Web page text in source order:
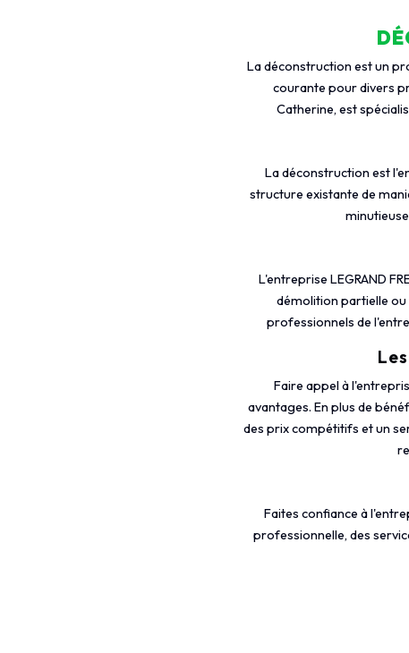
La déconstruction est un
courante pour divers
Catherine, est
La déconstruction est
structure existante de
L'entreprise LEGRAND
démolition partielle ou
professionnels de
Faire appel à
avantages. En plus de
des prix compétitifs et un
Faites confiance à
professionnelle, des